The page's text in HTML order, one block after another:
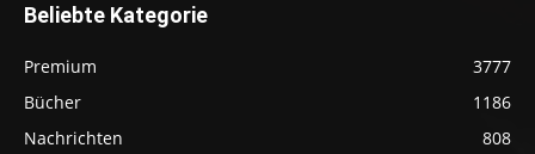
Beliebte Kategorie
Premium
3777
Bücher
1186
Nachrichten
808